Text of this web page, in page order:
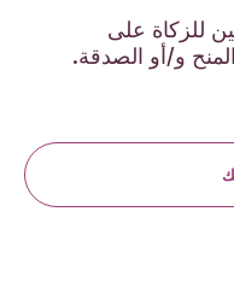
للزكاة على
و/أو الصدقة.